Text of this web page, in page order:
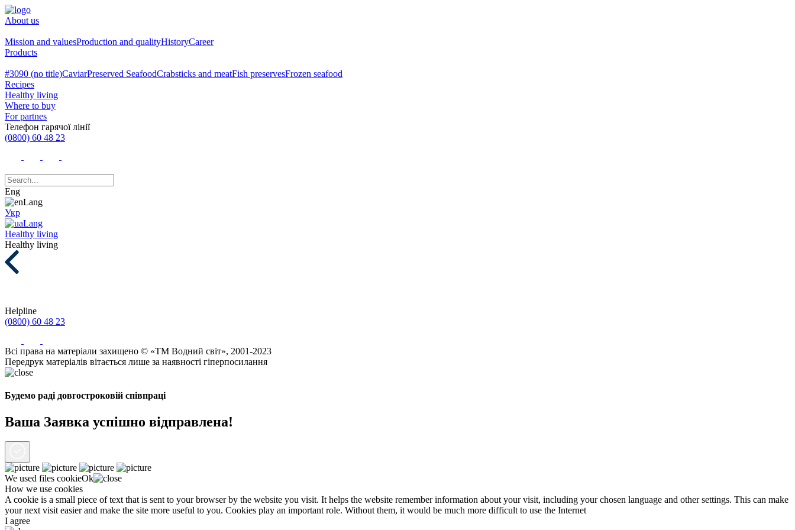
About us
Mission and valuesProduction and qualityHistoryCareer
Products
#3090 (no title)CaviarPreserved SeafoodCrabsticks and meatFish preservesFrozen seafood
Recipes
Healthy living
Where to buy
For partnes
Телефон гарячої лінії
(0800) 60 48 23
Eng
Укр
Healthy living
Healthy living
Helpline
(0800) 60 48 23
Всі права на матеріали захищено © «ТМ Водний світ», 2001-2023
Передрук матеріалів вітається лише за наявності гіперпосилання
Будемо раді довгостроковій співпраці
Ваша Заявка успішно відправлена!
We used files cookieOk
How we use cookies
A cookie is a small piece of text that is sent to your browser by the website you visit. It helps the website remember information about your visit, including your chosen language and other settings. This can make
your next visit easier and make the site more useful to you. Cookies play an important role. Without them, it would be much more difficult to use the Internet
I agree